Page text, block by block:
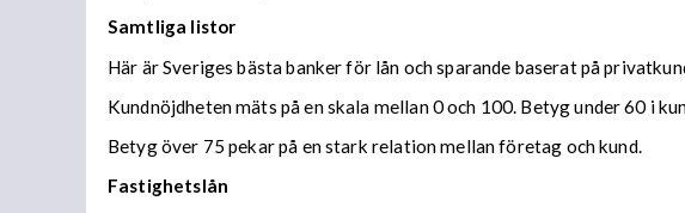
Samtliga listor
Här är Sveriges bästa banker för lån och sparande baserat på
Kundnöjdheten mäts på en skala mellan 0 och 100. Betyg under 60 i
Betyg över 75 pekar på en stark relation mellan företag och kund.
Fastighetslån